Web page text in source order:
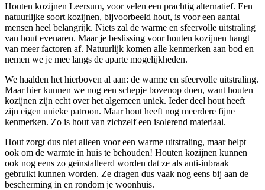
Houten kozijnen Leersum, voor velen een prachtig alternatief. Een
natuurlijke soort kozijnen, bijvoorbeeld hout, is voor een aantal
mensen heel belangrijk. Niets zal de warme en sfeervolle uitstraling
van hout evenaren. Maar je beslissing voor houten kozijnen hangt
van meer factoren af. Natuurlijk komen alle kenmerken aan bod en
nemen we je mee langs de aparte mogelijkheden.
We haalden het hierboven al aan: de warme en sfeervolle uitstraling.
Maar hier kunnen we nog een schepje bovenop doen, want houten
kozijnen zijn echt over het algemeen uniek. Ieder deel hout heeft
zijn eigen unieke patroon. Maar hout heeft nog meerdere fijne
kenmerken. Zo is hout van zichzelf een isolerend materiaal.
Hout zorgt dus niet alleen voor een warme uitstraling, maar helpt
ook om de warmte in huis te behouden! Houten kozijnen kunnen
ook nog eens zo geïnstalleerd worden dat ze als anti-inbraak
gebruikt kunnen worden. Ze dragen dus vaak nog eens bij aan de
bescherming in en rondom je woonhuis.